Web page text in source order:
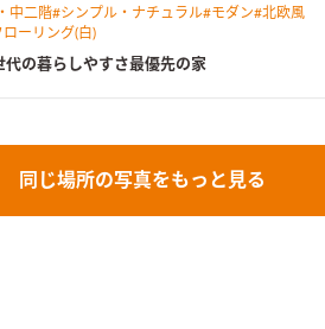
最大限利用しながら､ところどころに遊び要素
､広がりある楽しい空間になりました。 親子で
強する姿は､とてもほほえましいですね。
中二階#シンプル・ナチュラル#モダン#北欧風
ローリング(白)
代の暮らしやすさ最優先の家
同じ場所の写真をもっと見る